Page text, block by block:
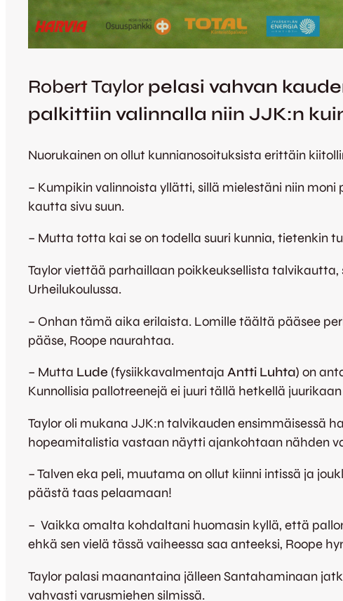
Robert Taylor pelasi vahvan
palkittiin valinnalla niin JJK:n
Nuorukainen on ollut kunnianosoituksista erittäin
– Kumpikin valinnoista yllätti, sillä mielestäni niin
kautta sivu suun.
– Mutta totta kai se on todella suuri kunnia, tietenkin
Taylor viettää parhaillaan poikkeuksellista talvikautta,
Urheilukoulussa.
– Onhan tämä aika erilaista. Lomille täältä pääsee
pääse, Roope naurahtaa.
– Mutta Lude (fysiikkavalmentaja Antti Luhta) on
Kunnollisia pallotreenejä ei juuri tällä hetkellä
Taylor oli mukana JJK:n talvikauden ensimmäisessä
hopeamitalistia vastaan näytti ajankohtaan nähden
– Talven eka peli, muutama on ollut kiinni intissä ja
päästä taas pelaamaan!
– Vaikka omalta kohdaltani huomasin kyllä, että
ehkä sen vielä tässä vaiheessa saa anteeksi, Roope
Taylor palasi maanantaina jälleen Santahaminaan
vahvasti varusmiehen silmissä.